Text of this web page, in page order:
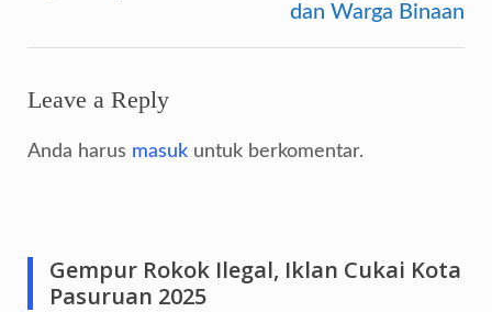
dan Warga Binaan
Leave a Reply
Anda harus masuk untuk berkomentar.
Gempur Rokok Ilegal, Iklan Cukai Kota
Pasuruan 2025